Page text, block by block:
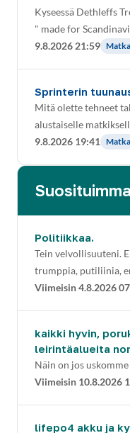
Kyseessä Dethleffs
" made for
9.8.2026 21:59
Sprinterin
Mitä olette tehneet
alustaiselle
9.8.2026 19:41
Politiikkaa.
Tein velvollisuuteni.
trumppia, putiliinia,
Viimeisin 4.8.2026
kaikki hyvin,
leirintäalueita
Näin on jos
Viimeisin 10.8.2026
lifepo4 akku ja